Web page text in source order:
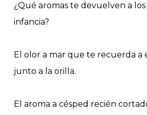
¿Qué aromas te devuelven a
infancia?
El olor a mar que te recuerda a
junto a la orilla.
El aroma a césped recién